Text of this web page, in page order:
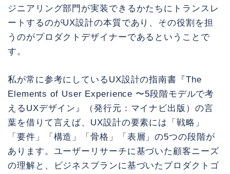
ジニアリング部門が実装できるかたちにトランスレ
ートするのがUX設計の本質であり、その役割を担
うのがプロダクトデザイナーであるということで
す。
私が常に参考にしているUX設計の指南書『The
Elements of User Experience 〜5段階モデルで考
えるUXデザイン』（発行元：マイナビ出版）の言
葉を借りて言えば、UX設計の要素には「戦略」
「要件」「構造」「骨格」「表層」の5つの段階が
あります。ユーザーリサーチに基づいた顧客ニーズ
の理解と、ビジネスプランに基づいたプロダクトゴ